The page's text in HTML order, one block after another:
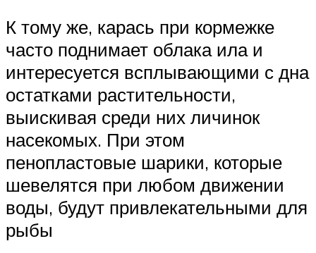
К тому же, карась при кормежке
часто поднимает облака ила и
интересуется всплывающими с дна
остатками растительности,
выискивая среди них личинок
насекомых. При этом
пенопластовые шарики, которые
шевелятся при любом движении
воды, будут привлекательными для
рыбы